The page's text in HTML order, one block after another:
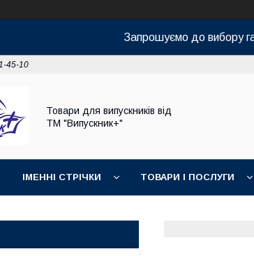
Запрошуємо до вибору
45-10
Товари для випускників від
ТМ "Випускник+"
ІМЕННІ СТРІЧКИ ТОВАРИ І ПОСЛУГИ